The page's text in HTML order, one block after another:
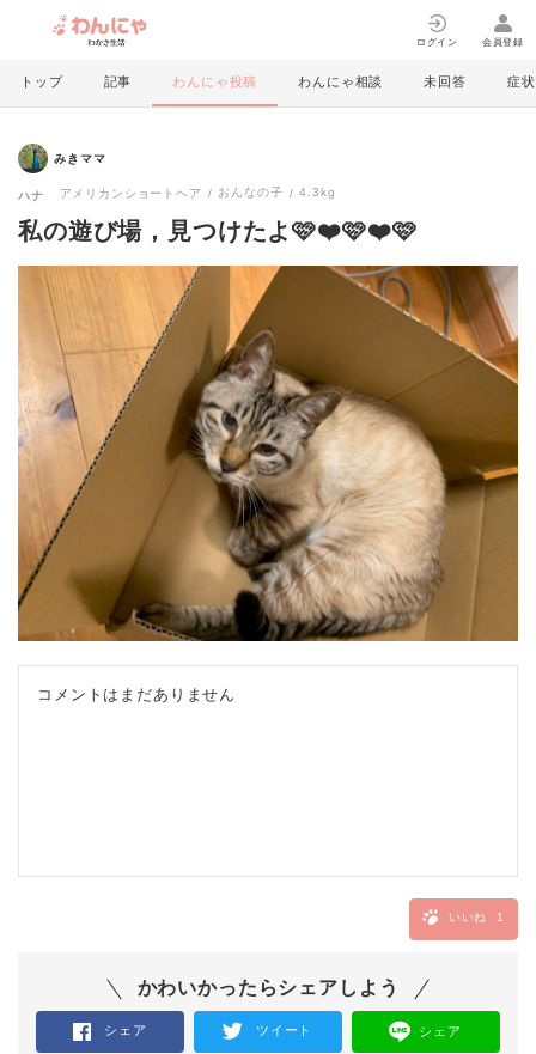
ログイン 会員登録
トップ 記事 わんにゃ投稿 わんにゃ相談 未回答 症状
みきママ
ハナ アメリカンショートヘア おんなの子 4.3kg
私の遊び場，見つけたよ🩷❤️🩷❤️🩷
コメントはまだありません
いいね 1
かわいかったらシェアしよう
シェア ツイート シェア